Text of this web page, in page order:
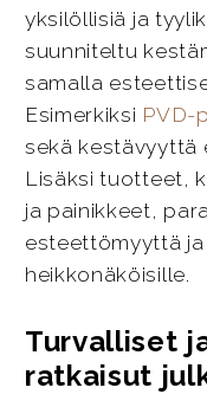
yksilöllisiä ja
suunniteltu
samalla
Esimerkiksi PVD-
sekä kestävyyttä
Lisäksi tuotteet,
ja painikkeet,
esteettömyyttä
heikkonäköisille.
Turvalliset
ratkaisut